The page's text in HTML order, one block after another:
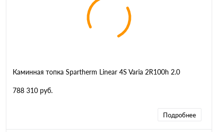
Каминная топка Spartherm Linear 4S Varia 2R100h 2.0
788 310 руб.
Подробнее